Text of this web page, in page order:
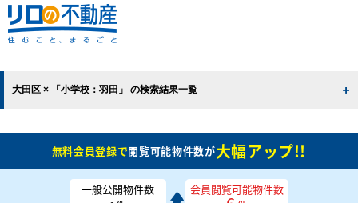
大田区 × 「小学校：羽田」 の検索結果一覧
無料会員登録で閲覧可能物件数が大幅アップ!!
一般公開物件数 会員閲覧可能物件数